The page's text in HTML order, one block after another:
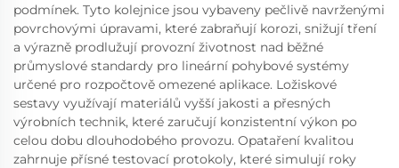
podmínek. Tyto kolejnice jsou vybaveny pečlivě navrženými
povrchovými úpravami, které zabraňují korozi, snižují tření
a výrazně prodlužují provozní životnost nad běžné
průmyslové standardy pro lineární pohybové systémy
určené pro rozpočtově omezené aplikace. Ložiskové
sestavy využívají materiálů vyšší jakosti a přesných
výrobních technik, které zaručují konzistentní výkon po
celou dobu dlouhodobého provozu. Opataření kvalitou
zahrnuje přísné testovací protokoly, které simulují roky